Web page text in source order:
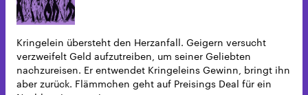
Kringelein übersteht den Herzanfall. Geigern versucht
verzweifelt Geld aufzutreiben, um seiner Geliebten
nachzureisen. Er entwendet Kringeleins Gewinn, bringt ihn
aber zurück. Flämmchen geht auf Preisings Deal für ein